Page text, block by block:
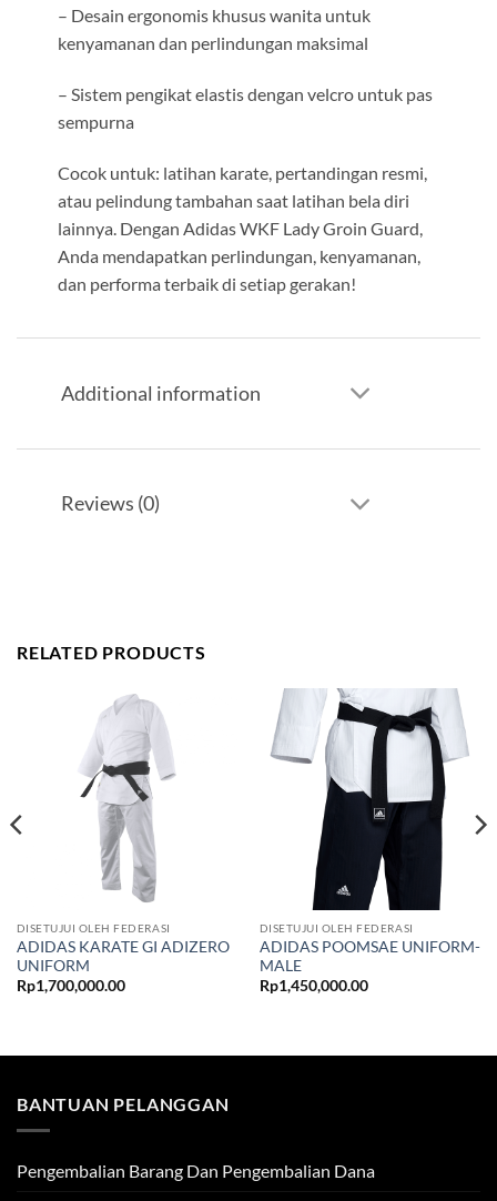
– Desain ergonomis khusus wanita untuk
kenyamanan dan perlindungan maksimal
– Sistem pengikat elastis dengan velcro untuk pas
sempurna
Cocok untuk: latihan karate, pertandingan resmi,
atau pelindung tambahan saat latihan bela diri
lainnya. Dengan Adidas WKF Lady Groin Guard,
Anda mendapatkan perlindungan, kenyamanan,
dan performa terbaik di setiap gerakan!
Additional information
Reviews (0)
RELATED PRODUCTS
DISETUJUI OLEH FEDERASI
ADIDAS KARATE GI ADIZERO
UNIFORM
Rp1,700,000.00
DISETUJUI OLEH FEDERASI
ADIDAS POOMSAE UNIFORM-
MALE
Rp1,450,000.00
BANTUAN PELANGGAN
Pengembalian Barang Dan Pengembalian Dana